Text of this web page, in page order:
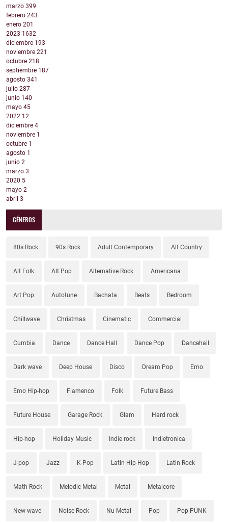
marzo 399
febrero 243
enero 201
2023 1632
diciembre 193
noviembre 221
octubre 218
septiembre 187
agosto 341
julio 287
junio 140
mayo 45
2022 12
diciembre 4
noviembre 1
octubre 1
agosto 1
junio 2
marzo 3
2020 5
mayo 2
abril 3
GÉNEROS
80s Rock 90s Rock Adult Contemporary Alt Country
Alt Folk Alt Pop Alternative Rock Americana
Art Pop Autotune Bachata Beats Bedroom
Chillwave Christmas Cinematic Commercial
Cumbia Dance Dance Hall Dance Pop Dancehall
Dark wave Deep House Disco Dream Pop Emo
Emo Hip-hop Flamenco Folk Future Bass
Future House Garage Rock Glam Hard rock
Hip-hop Holiday Music Indie rock Indietronica
J-pop Jazz K-Pop Latin Hip-Hop Latin Rock
Math Rock Melodic Metal Metal Metalcore
New wave Noise Rock Nu Metal Pop Pop PUNK